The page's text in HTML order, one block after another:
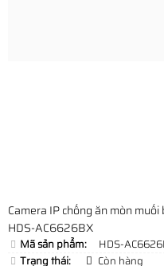
Camera IP chống ăn mòn
HDS-AC6626BX
Mã sản phẩm:
HDS-
Trạng thái:
Còn hàng